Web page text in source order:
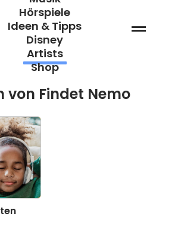
Hörspiele
Ideen & Tipps
Disney
Artists
Shop
von Findet Nemo